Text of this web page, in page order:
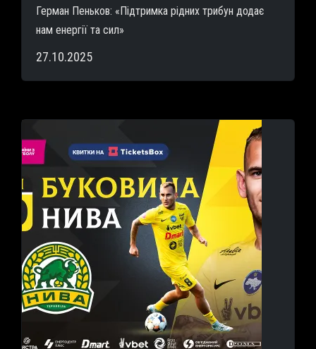
Герман Пеньков: «Підтримка рідних трибун додає
нам енергії та сил»
27.10.2025